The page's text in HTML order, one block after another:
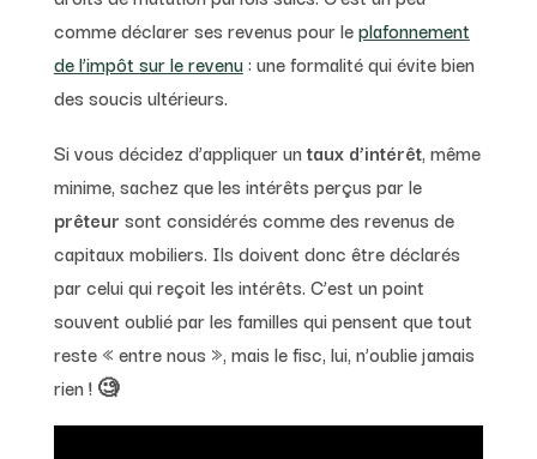
comme déclarer ses revenus pour leplafonnement
de l’impôt sur le revenu: une formalité qui évite bien
des soucis ultérieurs.
Si vous décidez d’appliquer un taux d’intérêt, même
minime, sachez que les intérêts perçus par le
prêteur sont considérés comme des revenus de
capitaux mobiliers. Ils doivent donc être déclarés
par celui qui reçoit les intérêts. C’est un point
souvent oublié par les familles qui pensent que tout
reste « entre nous », mais le fisc, lui, n’oublie jamais
rien ! 🧐